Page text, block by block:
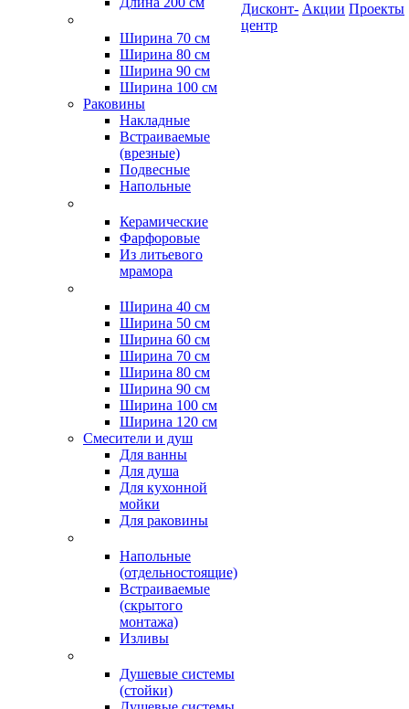
Ширина 70 см
Ширина 80 см
Ширина 90 см
Ширина 100 см
Раковины
Накладные
Встраиваемые
(врезные)
Подвесные
Напольные
Керамические
Фарфоровые
Из литьевого
мрамора
Ширина 40 см
Ширина 50 см
Ширина 60 см
Ширина 70 см
Ширина 80 см
Ширина 90 см
Ширина 100 см
Ширина 120 см
Смесители и душ
Для ванны
Для душа
Для кухонной
мойки
Для раковины
Напольные
(отдельностоящие)
Встраиваемые
(скрытого
монтажа)
Изливы
Душевые системы
(стойки)
Дисконт-
центр
Акции Проекты